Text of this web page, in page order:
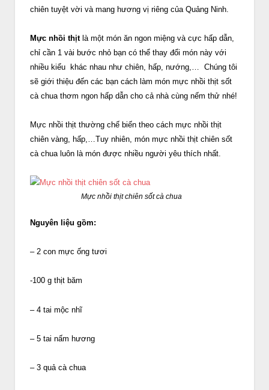
chiên tuyệt vời và mang hương vị riêng của Quảng Ninh.
Mực nhồi thịtlà một món ăn ngon miệng và cực hấp dẫn,
chỉ cần 1 vài bước nhỏ bạn có thể thay đổi món này với
nhiều kiểu khác nhau như chiên, hấp, nướng,… Chúng tôi
sẽ giới thiệu đến các bạn cách làm món mực nhồi thịt sốt
cà chua thơm ngon hấp dẫn cho cả nhà cùng nếm thử nhé!
Mực nhồi thịt thường chế biến theo cách mực nhồi thịt
chiên vàng, hấp,…Tuy nhiên, món mực nhồi thịt chiên sốt
cà chua luôn là món được nhiều người yêu thích nhất.
Mực nhồi thịt chiên sốt cà chua
Nguyên liệu gồm:
– 2 con mực ống tươi
-100 g thịt băm
– 4 tai mộc nhĩ
– 5 tai nấm hương
– 3 quả cà chua